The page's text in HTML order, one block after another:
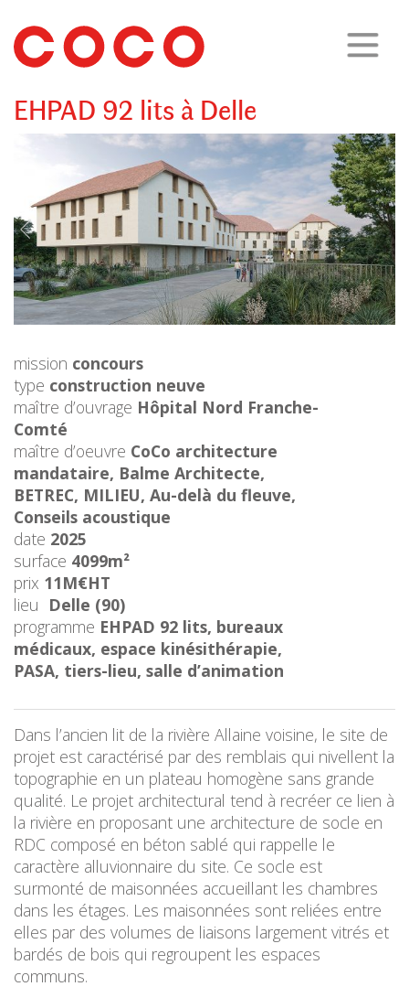
CoCo
Architecture
architecture,
urbanisme,
EHPAD 92 lits à Delle
mission concours
type construction neuve
maître d’ouvrage Hôpital Nord Franche-
Comté
maître d’oeuvre CoCo architecture
mandataire, Balme Architecte,
BETREC, MILIEU, Au-delà du fleuve,
Conseils acoustique
date 2025
surface 4099m²
prix 11M€HT
lieu Delle (90)
programme EHPAD 92 lits, bureaux
médicaux, espace kinésithérapie,
PASA, tiers-lieu, salle d’animation
Dans l’ancien lit de la rivière Allaine voisine, le site de
projet est caractérisé par des remblais qui nivellent la
topographie en un plateau homogène sans grande
qualité. Le projet architectural tend à recréer ce lien à
la rivière en proposant une architecture de socle en
RDC composé en béton sablé qui rappelle le
caractère alluvionnaire du site. Ce socle est
surmonté de maisonnées accueillant les chambres
dans les étages. Les maisonnées sont reliées entre
elles par des volumes de liaisons largement vitrés et
bardés de bois qui regroupent les espaces
communs.